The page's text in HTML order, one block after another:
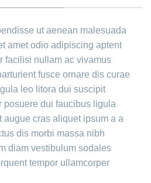
ut aenean malesuada
amet odio adipiscing aptent
facilisi nullam ac vivamus
fusce ornare dis curae
leo litora dui suscipit
posuere dui faucibus ligula
augue cras aliquet ipsum a a
dis morbi massa nibh
diam vestibulum sodales
tempor ullamcorper